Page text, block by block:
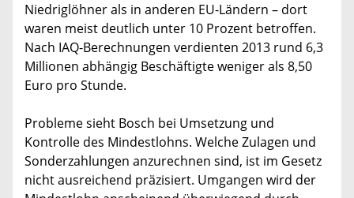
Niedriglöhner als in anderen EU-Ländern – dort
waren meist deutlich unter 10 Prozent betroffen.
Nach IAQ-Berechnungen verdienten 2013 rund 6,3
Millionen abhängig Beschäftigte weniger als 8,50
Euro pro Stunde.
Probleme sieht Bosch bei Umsetzung und
Kontrolle des Mindestlohns. Welche Zulagen und
Sonderzahlungen anzurechnen sind, ist im Gesetz
nicht ausreichend präzisiert. Umgangen wird der